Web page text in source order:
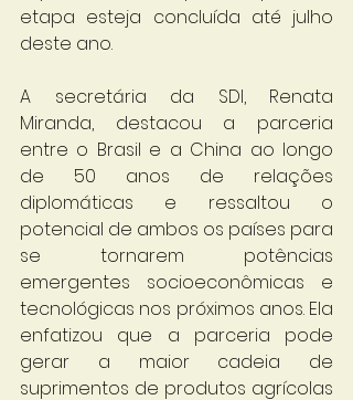
etapa esteja concluída até julho
deste ano.
A secretária da SDI, Renata
Miranda, destacou a parceria
entre o Brasil e a China ao longo
de 50 anos de relações
diplomáticas e ressaltou o
potencial de ambos os países para
se tornarem potências
emergentes socioeconômicas e
tecnológicas nos próximos anos. Ela
enfatizou que a parceria pode
gerar a maior cadeia de
suprimentos de produtos agrícolas